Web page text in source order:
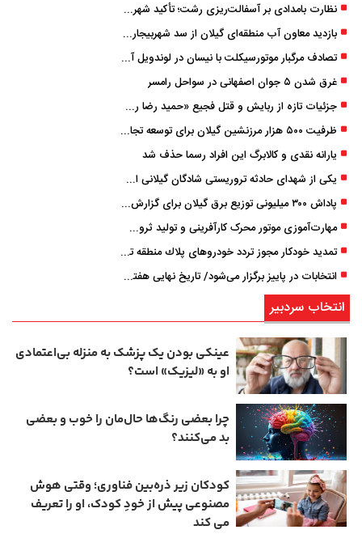
نظارت بامدادی بر آسفالت‌ریزی رشت؛ تأکید شهردار و بازرس کل بر کیفیت اجرای پروژه‌ها
بازدید معاون آب منطقه‌ای گیلان از سد شهربیجار برای تداوم تأمین آب شرب استان
تصادف مرگبار موتورسیکلت با نیسان در لوندویل آستارا/ انتقال مصدوم با اورژانس هوایی به رشت
غرق شدن ۵ جوان اصفهانی در سواحل رامسر
جزئیات تازه از ربایش و قتل فجیع «حمید رضا رجب زاده» مداح جوان تهرانی؛ ۴ متهم بازداشت شدند
ظرفیت ۵۰۰ هزار مرزنشین گیلان برای توسعه تجارت فعال می‌شود
یارانه نقدی و کالابرگ این افراد رسما حذف شد
یکی از شهدای حادثه تروریستی شادگان گیلانی است/ شهادت «سینا سیاه‌ نژاد» در درگیری با اشرار مسلح
پاداش ۳۰۰ میلیونی توزیع برق گیلان برای گزارش ماینرهای غیرمجاز
مهارت‌آموزی موتور محرک کارآفرینی و تولید ثروت است
تمدید خودكار مجوز تردد خودروهای پلاك منطقه تا پایان آذر ۱۴۰۵
انتخابات در پاییز برگزار می‌شود/ تاریخ نهایی هفته آینده اعلام می‌شود
انتخاب سردبیر
عینکی‌ بودن یک پزشک به منزله بی‌اعتمادی
او به «لیزیک» است؟
چرا بعضی رنگ‌ها حال‌مان را خوب و بعضی
بد می‌کنند؟
کودکان زیر ذره‌بین فناوری؛ وقتی هوش
مصنوعی پیش از خودِ کودک، او را تعریف
می ‌کند